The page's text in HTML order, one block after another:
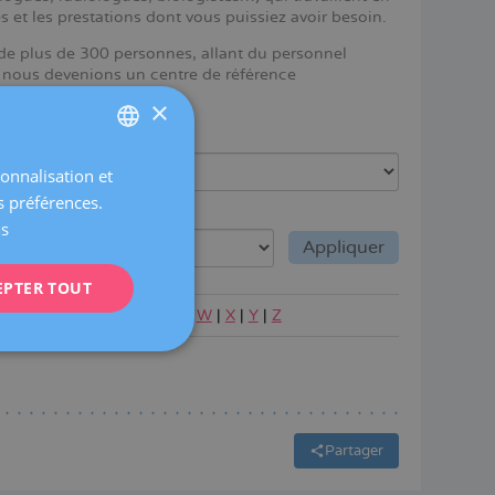
et les prestations dont vous puissiez avoir besoin.
plus de 300 personnes, allant du personnel
devenions un centre de référence
O|P|Q|R|S| W| X| Y| Z
Partager
SPANISH
CATALÀ
FRENCH
×
et
préférences.
TOUT